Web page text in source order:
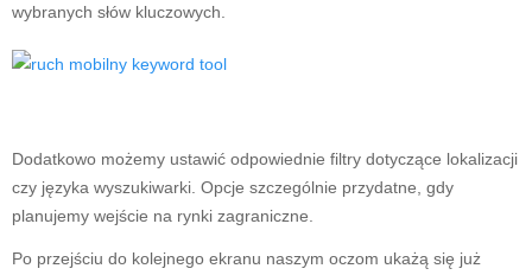
wybranych słów kluczowych.
Dodatkowo możemy ustawić odpowiednie filtry dotyczące lokalizacji
czy języka wyszukiwarki. Opcje szczególnie przydatne, gdy
planujemy wejście na rynki zagraniczne.
Po przejściu do kolejnego ekranu naszym oczom ukażą się już